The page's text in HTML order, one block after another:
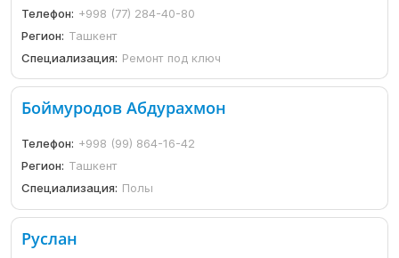
Телефон: +998 (77) 284-40-80
Регион: Ташкент
Специализация: Ремонт под ключ
Боймуродов Абдурахмон
Телефон: +998 (99) 864-16-42
Регион: Ташкент
Специализация: Полы
Руслан